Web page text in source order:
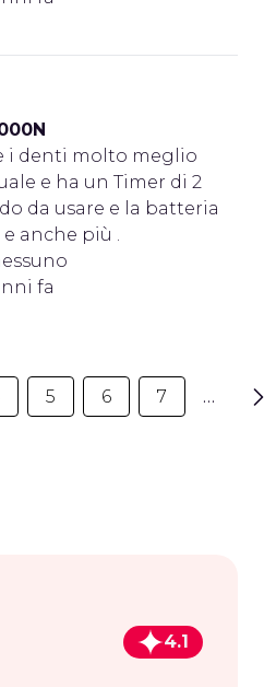
i denti molto meglio
e ha un Timer di 2
da usare e la batteria
anche più .
fa
5 6 7 …
4.1